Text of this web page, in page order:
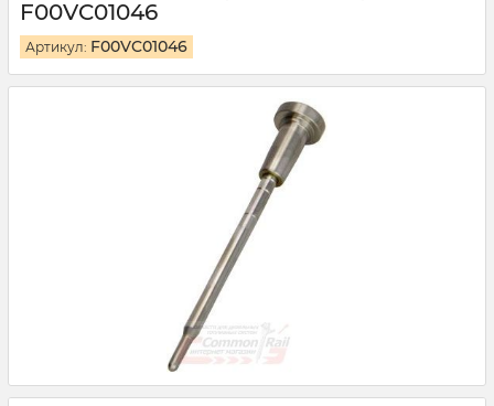
F00VC01046
Артикул: F00VC01046